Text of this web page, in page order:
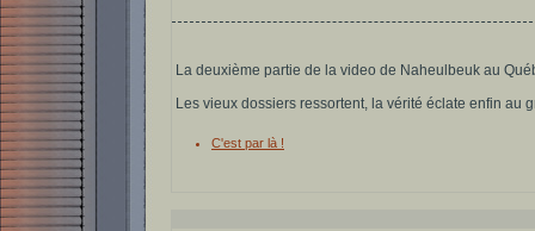
La deuxième partie de la video de Naheulbeuk au
Les vieux dossiers ressortent, la vérité éclate enfin au
C'est par là !